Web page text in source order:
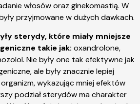
włosów oraz ginekomastią. W
przyjmowane w dużych dawkach.
sterydy, które miały mniejsze
takie jak: oxandrolone,
Nie były one tak efektywne jak
ale były znacznie lepiej
wykazując mniej efektów
podział sterydów ma charakter